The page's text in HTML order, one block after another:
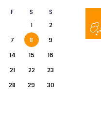
F S
S
1
2
7 8
9
14 15
16
21 22
23
28 29
30